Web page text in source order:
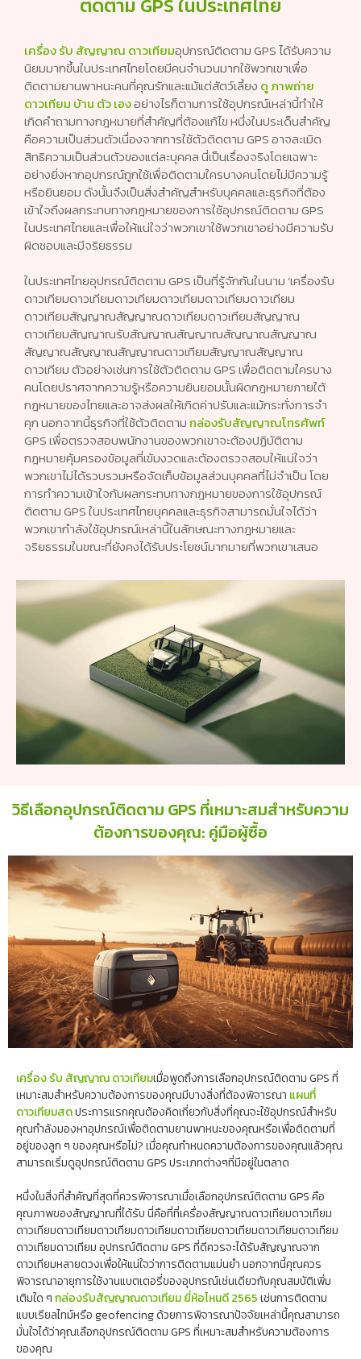
ติดตาม GPS ในประเทศไทย
เครื่อง รับ สัญญาณ ดาวเทียมอุปกรณ์ติดตาม GPS ได้รับความ
นิยมมากขึ้นในประเทศไทยโดยมีคนจำนวนมากใช้พวกเขาเพื่อ
ติดตามยานพาหนะคนที่คุณรักและแม้แต่สัตว์เลี้ยง ดู ภาพถ่าย
ดาวเทียม บ้าน ตัว เองอย่างไรก็ตามการใช้อุปกรณ์เหล่านี้ทำให้
เกิดคำถามทางกฎหมายที่สำคัญที่ต้องแก้ไข หนึ่งในประเด็นสำคัญ
คือความเป็นส่วนตัวเนื่องจากการใช้ตัวติดตาม GPS อาจละเมิด
สิทธิความเป็นส่วนตัวของแต่ละบุคคล นี่เป็นเรื่องจริงโดยเฉพาะ
อย่างยิ่งหากอุปกรณ์ถูกใช้เพื่อติดตามใครบางคนโดยไม่มีความรู้
หรือยินยอม ดังนั้นจึงเป็นสิ่งสำคัญสำหรับบุคคลและธุรกิจที่ต้อง
เข้าใจถึงผลกระทบทางกฎหมายของการใช้อุปกรณ์ติดตาม GPS
ในประเทศไทยและเพื่อให้แน่ใจว่าพวกเขาใช้พวกเขาอย่างมีความรับ
ผิดชอบและมีจริยธรรม
ในประเทศไทยอุปกรณ์ติดตาม GPS เป็นที่รู้จักกันในนาม ‘เครื่องรับ
ดาวเทียมดาวเทียมดาวเทียมดาวเทียมดาวเทียมดาวเทียม
ดาวเทียมสัญญาณสัญญาณดาวเทียมดาวเทียมสัญญาณ
ดาวเทียมสัญญาณรับสัญญาณสัญญาณสัญญาณสัญญาณ
สัญญาณสัญญาณสัญญาณดาวเทียมสัญญาณสัญญาณ
ดาวเทียม ตัวอย่างเช่นการใช้ตัวติดตาม GPS เพื่อติดตามใครบาง
คนโดยปราศจากความรู้หรือความยินยอมนั้นผิดกฎหมายภายใต้
กฎหมายของไทยและอาจส่งผลให้เกิดค่าปรับและแม้กระทั่งการจำ
คุก นอกจากนี้ธุรกิจที่ใช้ตัวติดตามกล่องรับสัญญาณโทรศัพท์
GPS เพื่อตรวจสอบพนักงานของพวกเขาจะต้องปฏิบัติตาม
กฎหมายคุ้มครองข้อมูลที่เข้มงวดและต้องตรวจสอบให้แน่ใจว่า
พวกเขาไม่ได้รวบรวมหรือจัดเก็บข้อมูลส่วนบุคคลที่ไม่จำเป็น โดย
การทำความเข้าใจกับผลกระทบทางกฎหมายของการใช้อุปกรณ์
ติดตาม GPS ในประเทศไทยบุคคลและธุรกิจสามารถมั่นใจได้ว่า
พวกเขากำลังใช้อุปกรณ์เหล่านี้ในลักษณะทางกฎหมายและ
จริยธรรมในขณะที่ยังคงได้รับประโยชน์มากมายที่พวกเขาเสนอ
วิธีเลือกอุปกรณ์ติดตาม GPS ที่เหมาะสมสำหรับความ
ต้องการของคุณ: คู่มือผู้ซื้อ
เครื่อง รับ สัญญาณ ดาวเทียมเมื่อพูดถึงการเลือกอุปกรณ์ติดตาม GPS ที่
เหมาะสมสำหรับความต้องการของคุณมีบางสิ่งที่ต้องพิจารณา แผนที่
ดาวเทียมสดประการแรกคุณต้องคิดเกี่ยวกับสิ่งที่คุณจะใช้อุปกรณ์สำหรับ
คุณกำลังมองหาอุปกรณ์เพื่อติดตามยานพาหนะของคุณหรือเพื่อติดตามที่
อยู่ของลูก ๆ ของคุณหรือไม่? เมื่อคุณกำหนดความต้องการของคุณแล้วคุณ
สามารถเริ่มดูอุปกรณ์ติดตาม GPS ประเภทต่างๆที่มีอยู่ในตลาด
หนึ่งในสิ่งที่สำคัญที่สุดที่ควรพิจารณาเมื่อเลือกอุปกรณ์ติดตาม GPS คือ
คุณภาพของสัญญาณที่ได้รับ นี่คือที่ที่เครื่องสัญญาณดาวเทียมดาวเทียม
ดาวเทียมดาวเทียมดาวเทียมดาวเทียมดาวเทียมดาวเทียมดาวเทียมดาวเทียม
ดาวเทียมดาวเทียม อุปกรณ์ติดตาม GPS ที่ดีควรจะได้รับสัญญาณจาก
ดาวเทียมหลายดวงเพื่อให้แน่ใจว่าการติดตามแม่นยำ นอกจากนี้คุณควร
พิจารณาอายุการใช้งานแบตเตอรี่ของอุปกรณ์เช่นเดียวกับคุณสมบัติเพิ่ม
เติมใด ๆกล่องรับสัญญาณดาวเทียม ยี่ห้อไหนดี 2565เช่นการติดตาม
แบบเรียลไทม์หรือ geofencing ด้วยการพิจารณาปัจจัยเหล่านี้คุณสามารถ
มั่นใจได้ว่าคุณเลือกอุปกรณ์ติดตาม GPS ที่เหมาะสมสำหรับความต้องการ
ของคุณ